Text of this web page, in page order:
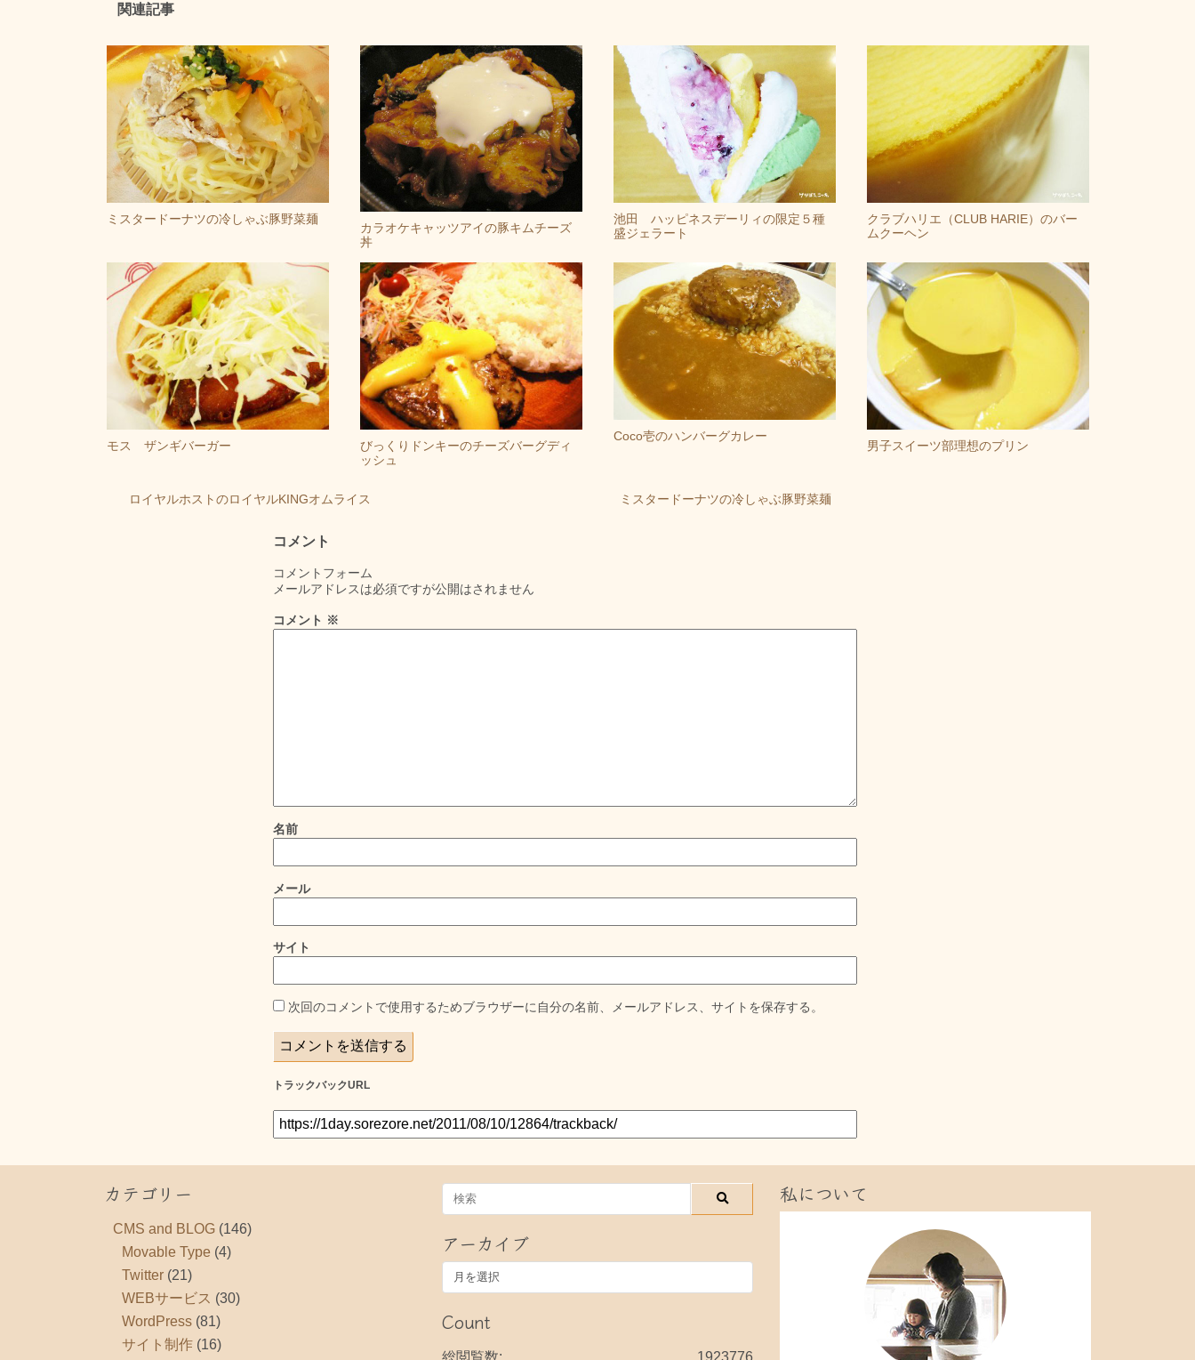
関連記事
ミスタードーナツの冷しゃぶ豚野菜麺
カラオケキャッツアイの豚キムチーズ
丼
池田 ハッピネスデーリィの限定５種
盛ジェラート
クラブハリエ（CLUB HARIE）のバー
ムクーヘン
モス ザンギバーガー
びっくりドンキーのチーズバーグディ
ッシュ
Coco壱のハンバーグカレー
男子スイーツ部理想のプリン
ロイヤルホストのロイヤルKINGオムライス ミスタードーナツの冷しゃぶ豚野菜麺
コメント
コメントフォーム
メールアドレスは必須ですが公開はされません
コメント ※
名前
メール
サイト
次回のコメントで使用するためブラウザーに自分の名前、メールアドレス、サイトを保存する。
トラックバックURL
カテゴリー
CMS and BLOG (146)
Movable Type (4)
Twitter (21)
WEBサービス (30)
WordPress (81)
サイト制作 (16)
アーカイブ
ー
カ
ブ
Count
1923776
総閲覧数:
私について